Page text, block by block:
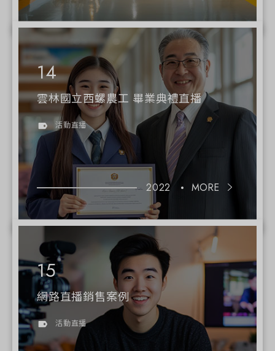
雲林國立西螺農工 畢業典禮直播
活動直播
2022 MORE
網路直播銷售案例
活動直播